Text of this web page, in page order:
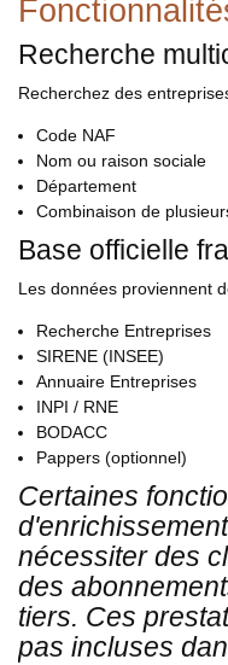
Recherche
Recherchez des
Code NAF
Nom ou raison sociale
Département
Combinaison de
Base officielle
Les données proviennent
Recherche Entreprises
SIRENE (INSEE)
Annuaire Entreprises
INPI / RNE
BODACC
Pappers (optionnel)
Certaines
nécessiter des
des
tiers. Ces
pas incluses